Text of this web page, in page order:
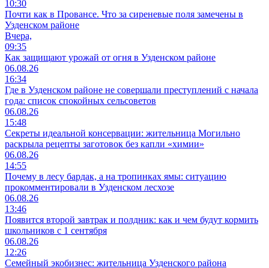
10:30
Почти как в Провансе. Что за сиреневые поля замечены в
Узденском районе
Вчера,
09:35
Как защищают урожай от огня в Узденском районе
06.08.26
16:34
Где в Узденском районе не совершали преступлений с начала
года: список спокойных сельсоветов
06.08.26
15:48
Секреты идеальной консервации: жительница Могильно
раскрыла рецепты заготовок без капли «химии»
06.08.26
14:55
Почему в лесу бардак, а на тропинках ямы: ситуацию
прокомментировали в Узденском лесхозе
06.08.26
13:46
Появится второй завтрак и полдник: как и чем будут кормить
школьников с 1 сентября
06.08.26
12:26
Семейный экобизнес: жительница Узденского района